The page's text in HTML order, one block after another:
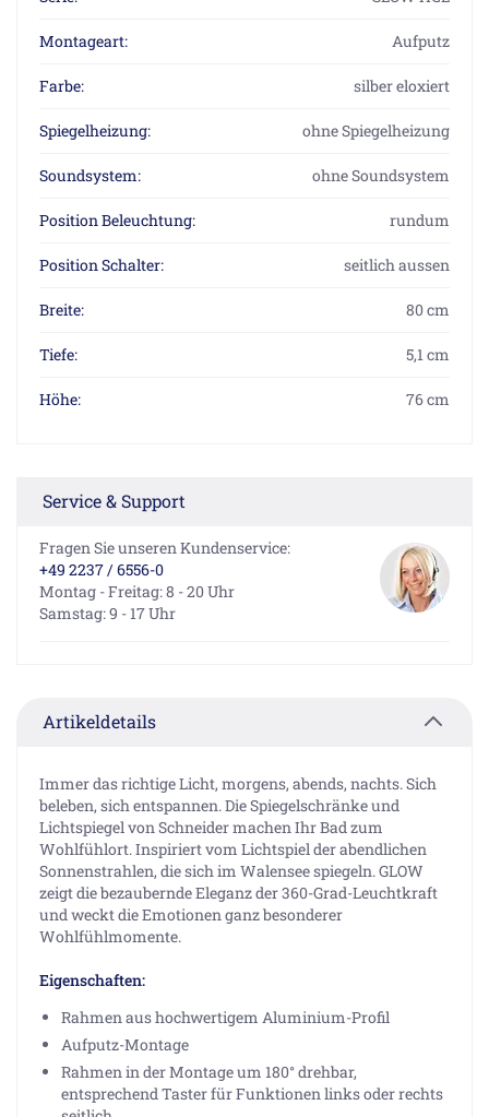
Montageart: Aufputz
Farbe: silber eloxiert
Spiegelheizung: ohne Spiegelheizung
Soundsystem: ohne Soundsystem
Position Beleuchtung: rundum
Position Schalter: seitlich aussen
Breite: 80 cm
Tiefe: 5,1 cm
Höhe: 76 cm
Service & Support
Fragen Sie unseren Kundenservice:
+49 2237 / 6556-0
Montag - Freitag: 8 - 20 Uhr
Samstag: 9 - 17 Uhr
Artikeldetails
Immer das richtige Licht, morgens, abends, nachts. Sich
beleben, sich entspannen. Die Spiegelschränke und
Lichtspiegel von Schneider machen Ihr Bad zum
Wohlfühlort. Inspiriert vom Lichtspiel der abendlichen
Sonnenstrahlen, die sich im Walensee spiegeln. GLOW
zeigt die bezaubernde Eleganz der 360-Grad-Leuchtkraft
und weckt die Emotionen ganz besonderer
Wohlfühlmomente.
Eigenschaften:
Rahmen aus hochwertigem Aluminium-Profil
Aufputz-Montage
Rahmen in der Montage um 180° drehbar,
entsprechend Taster für Funktionen links oder rechts